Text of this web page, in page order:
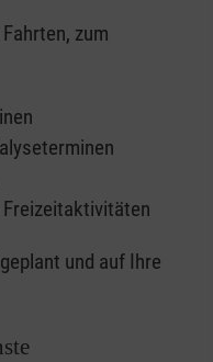
zum
und auf Ihre